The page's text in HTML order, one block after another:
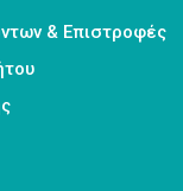
& Επιστροφές